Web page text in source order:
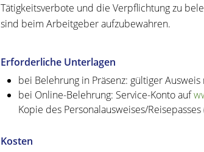
Tätigkeitsverbote und die Verpflichtung zu
sind beim Arbeitgeber aufzubewahren.
Erforderliche Unterlagen
bei Belehrung in Präsenz: gültiger
bei Online-Belehrung: Service-Konto auf
Kopie des Personalausweises/
Kosten